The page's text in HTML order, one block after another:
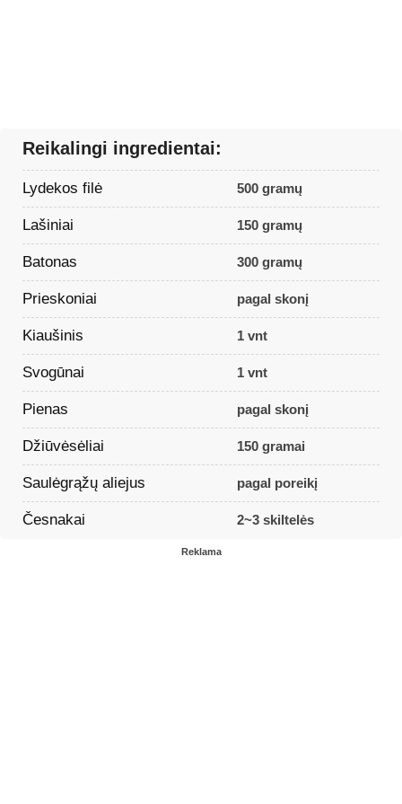
Reikalingi ingredientai:
Lydekos filė 500 gramų
Lašiniai 150 gramų
Batonas 300 gramų
Prieskoniai pagal skonį
Kiaušinis 1 vnt
Svogūnai 1 vnt
Pienas pagal skonį
Džiūvėsėliai 150 gramai
Saulėgrąžų aliejus pagal poreikį
Česnakai 2~3 skiltelės
Reklama